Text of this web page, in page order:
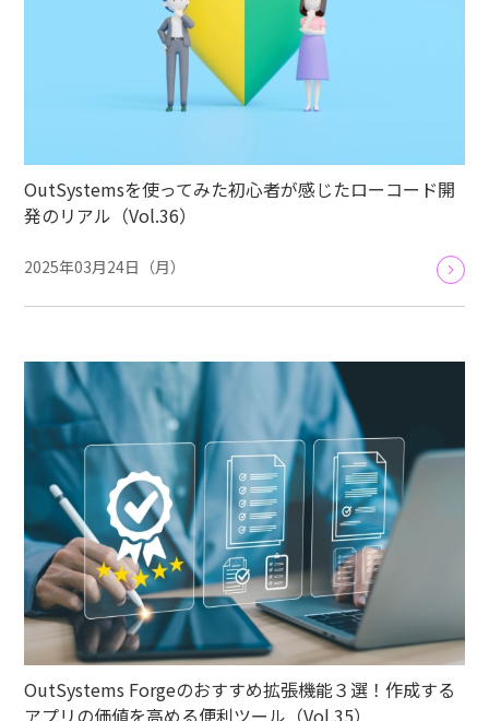
OutSystemsを使ってみた初心者が感じたローコード開
発のリアル（Vol.36）
2025年03月24日（月）
OutSystems Forgeのおすすめ拡張機能３選！作成する